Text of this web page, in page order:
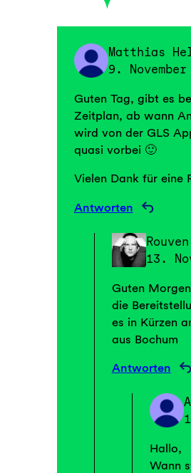
Matthias
9. November
Guten Tag, gibt es
Zeitplan, ab wann
wird von der GLS
quasi vorbei 🙂
Vielen Dank für eine
Antworten
13.
Guten
die
es in Kürzen
aus Bochum
Antworten
Hallo,
Wann